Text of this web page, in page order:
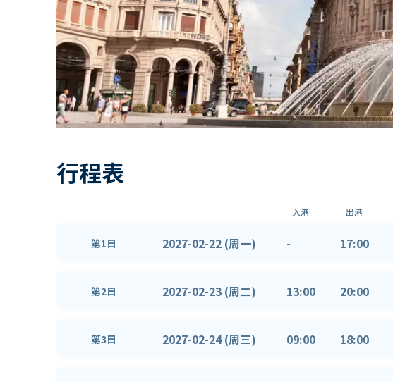
行程表
入港 出港
第1日 2027-02-22 (周一) - 17:00
第2日 2027-02-23 (周二) 13:00 20:00
第3日 2027-02-24 (周三) 09:00 18:00